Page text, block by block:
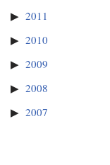
2011
2010
2009
2008
2007